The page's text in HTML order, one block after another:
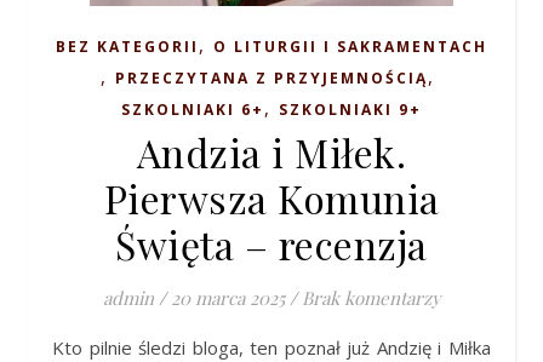
BEZ KATEGORII , O LITURGII I SAKRAMENTACH
, PRZECZYTANA Z PRZYJEMNOŚCIĄ,
SZKOLNIAKI 6+ , SZKOLNIAKI 9+
Andzia i Miłek.
Pierwsza Komunia
Święta – recenzja
admin / 20 marca 2025 / Brak komentarzy
Kto pilnie śledzi bloga, ten poznał już Andzię i Miłka